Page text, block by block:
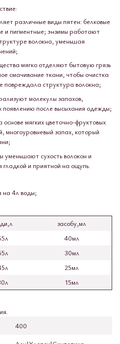
различные виды пятен: белковые
и пигментные; энзимы работают
волокна, уменьшая
мягко отделяют бытовую грязь
смачивание ткани, чтобы очистка
повреждала структура волокна;
молекулы запахов,
появлению после высыхания одежды;
мягких цветочно-фруктовых
многоуровневый запах, который
сухость волокон и
и приятной на ощупь.
на 4л воды;
засобу,мл
40мл
30мл
25мл
15мл
400